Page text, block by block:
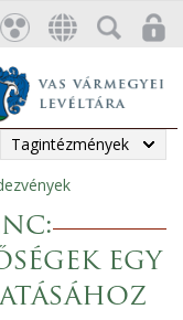
Tagintézmények
egy